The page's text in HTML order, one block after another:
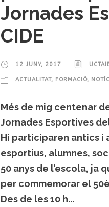
Jornades
CIDE
12 JUNY, 2017
ACTUALITAT, FORMACIÓ,
Més de mig centenar
Jornades Esportives
Hi participaren antics i
esportius, alumnes,
50 anys de l’escola, ja
per commemorar el
Des de les 10 h...